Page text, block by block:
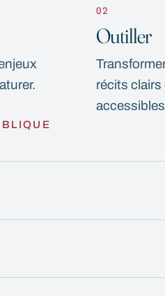
02
Outiller
récits
accessibles